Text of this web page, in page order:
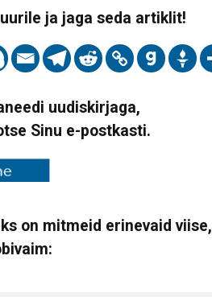
ja jaga seda artiklit!
uudiskirjaga,
Sinu e-postkasti.
on mitmeid erinevaid viise,